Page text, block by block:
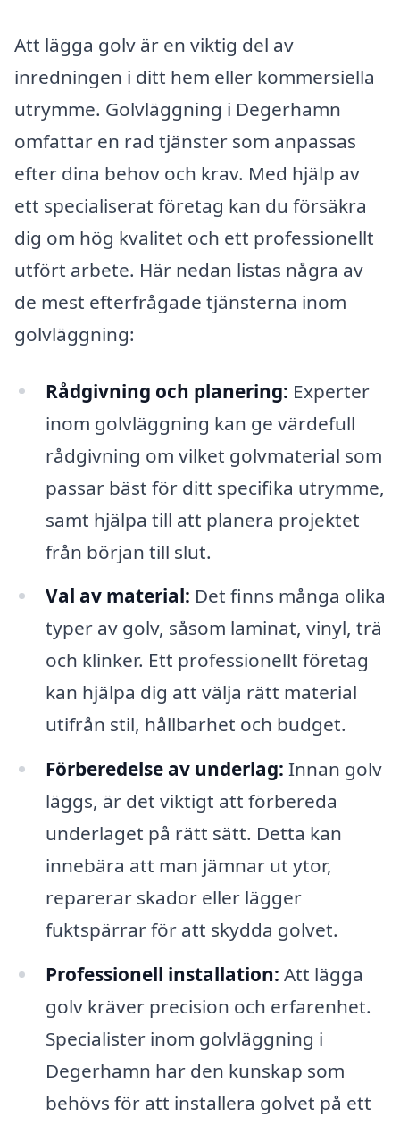
Att lägga golv är en viktig del av
inredningen i ditt hem eller kommersiella
utrymme. Golvläggning i Degerhamn
omfattar en rad tjänster som anpassas
efter dina behov och krav. Med hjälp av
ett specialiserat företag kan du försäkra
dig om hög kvalitet och ett professionellt
utfört arbete. Här nedan listas några av
de mest efterfrågade tjänsterna inom
golvläggning:
Rådgivning och planering: Experter
inom golvläggning kan ge värdefull
rådgivning om vilket golvmaterial som
passar bäst för ditt specifika utrymme,
samt hjälpa till att planera projektet
från början till slut.
Val av material: Det finns många olika
typer av golv, såsom laminat, vinyl, trä
och klinker. Ett professionellt företag
kan hjälpa dig att välja rätt material
utifrån stil, hållbarhet och budget.
Förberedelse av underlag: Innan golv
läggs, är det viktigt att förbereda
underlaget på rätt sätt. Detta kan
innebära att man jämnar ut ytor,
reparerar skador eller lägger
fuktspärrar för att skydda golvet.
Professionell installation: Att lägga
golv kräver precision och erfarenhet.
Specialister inom golvläggning i
Degerhamn har den kunskap som
behövs för att installera golvet på ett